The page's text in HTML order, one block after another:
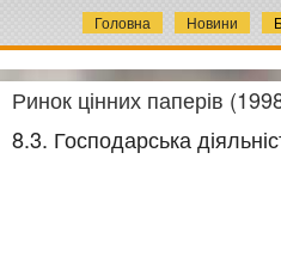
Головна Новини
Ринок цінних паперів
8.3. Господарська